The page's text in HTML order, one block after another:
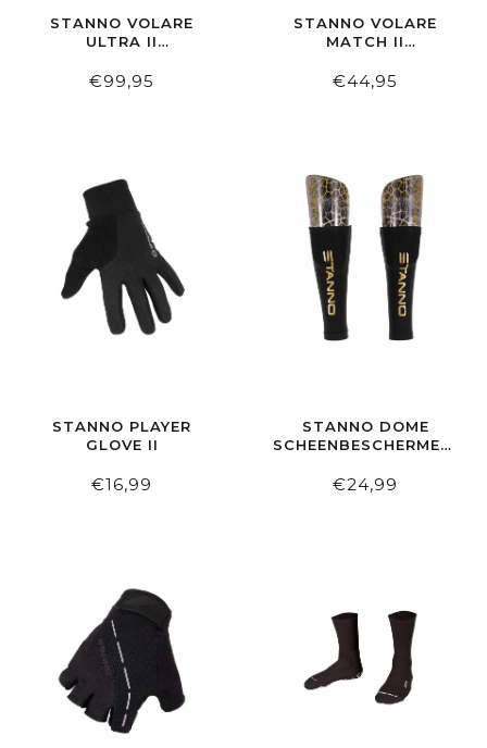
STANNO VOLARE
ULTRA II
€99,95
STANNO VOLARE
MATCH II
€44,95
STANNO PLAYER
GLOVE II
€16,99
STANNO DOME
SCHEENBESCHERMERS
€24,99